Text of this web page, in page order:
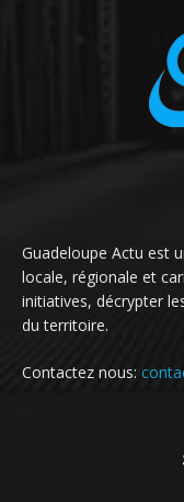
Guadeloupe Actu est
locale, régionale et
initiatives, décrypter
du territoire.
Contactez nous: